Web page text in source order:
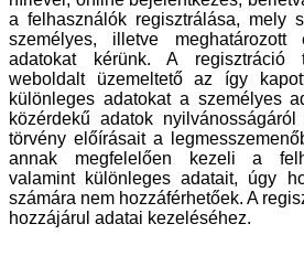
a felhasználók regisztrálása, mely
személyes, illetve meghatározott
adatokat kérünk. A regisztráció
weboldalt üzemeltető az így
különleges adatokat a személyes
közérdekű adatok
törvény előírásait a
annak megfelelően kezeli a
valamint különleges adatait, úgy
számára nem hozzáférhetőek. A
hozzájárul adatai kezeléséhez.